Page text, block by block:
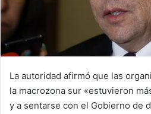
La autoridad afirmó que las
la macrozona sur «estuvieron
y a sentarse con el Gobierno de